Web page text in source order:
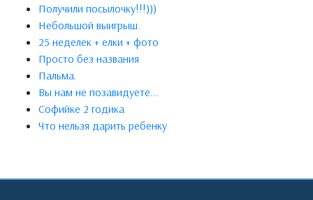
Получили посылочку!!!)))
Небольшой выигрыш.
25 неделек + елки + фото
Просто без названия
Пальма.
Вы нам не позавидуете...
Софийке 2 годика
Что нельзя дарить ребенку